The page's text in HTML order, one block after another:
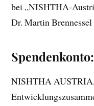
bei „NISHTHA-
Dr. Martin Brennessel
Spendenkonto:
NISHTHA AUSTRIA,